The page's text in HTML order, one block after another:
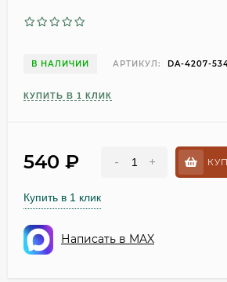
В НАЛИЧИИ АРТИКУЛ: DA-4207-
КУПИТЬ В 1 КЛИК
540 - +
Купить в 1 клик
Написать в MAX